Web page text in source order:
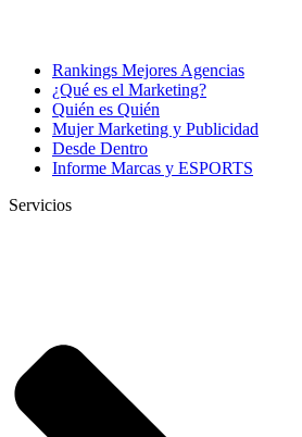
Rankings Mejores Agencias
¿Qué es el Marketing?
Quién es Quién
Mujer Marketing y Publicidad
Desde Dentro
Informe Marcas y ESPORTS
Servicios